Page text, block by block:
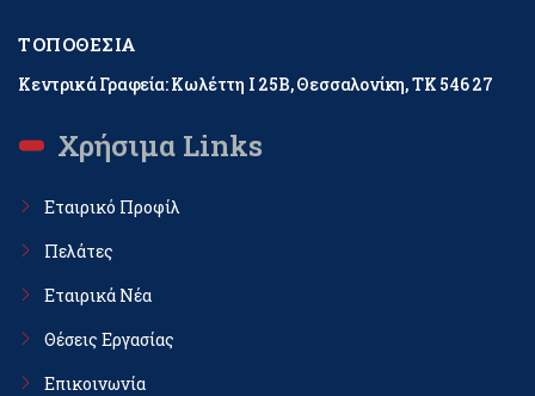
ΤΟΠΟΘΕΣΊΑ
Κεντρικά Γραφεία: Κωλέττη Ι 25Β, Θεσσαλονίκη, ΤΚ 546 27
Χρήσιμα Links
Εταιρικό Προφίλ
Πελάτες
Εταιρικά Νέα
Θέσεις Εργασίας
Επικοινωνία